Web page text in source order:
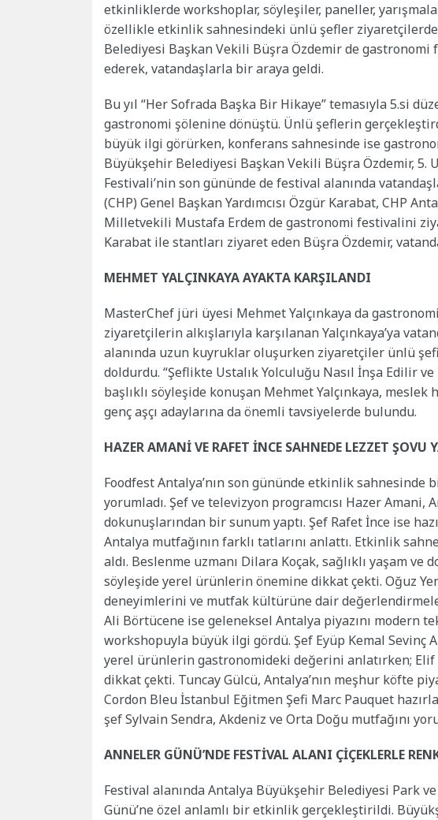
etkinliklerde workshoplar, söyleşiler, paneller,
özellikle etkinlik sahnesindeki ünlü şefler
Belediyesi Başkan Vekili Büşra Özdemir de
ederek, vatandaşlarla bir araya geldi.
Bu yıl “Her Sofrada Başka Bir Hikaye” temasıyla 5.si
gastronomi şölenine dönüştü. Ünlü şeflerin
büyük ilgi görürken, konferans sahnesinde ise
Büyükşehir Belediyesi Başkan Vekili Büşra Özdemir, 5.
Festivali’nin son gününde de festival alanında
(CHP) Genel Başkan Yardımcısı Özgür Karabat, CHP
Milletvekili Mustafa Erdem de gastronomi festivalini
Karabat ile stantları ziyaret eden Büşra Özdemir,
MEHMET YALÇINKAYA AYAKTA KARŞILANDI
MasterChef jüri üyesi Mehmet Yalçınkaya da
ziyaretçilerin alkışlarıyla karşılanan Yalçınkaya’ya
alanında uzun kuyruklar oluşurken ziyaretçiler ünlü
doldurdu. “Şeflikte Ustalık Yolculuğu Nasıl İnşa Edilir
başlıklı söyleşide konuşan Mehmet Yalçınkaya,
genç aşçı adaylarına da önemli tavsiyelerde bulundu.
HAZER AMANİ VE RAFET İNCE SAHNEDE LEZZET ŞOVU
Foodfest Antalya’nın son gününde etkinlik
yorumladı. Şef ve televizyon programcısı Hazer
dokunuşlarından bir sunum yaptı. Şef Rafet İnce ise
Antalya mutfağının farklı tatlarını anlattı. Etkinlik
aldı. Beslenme uzmanı Dilara Koçak, sağlıklı yaşam
söyleşide yerel ürünlerin önemine dikkat çekti. Oğuz
deneyimlerini ve mutfak kültürüne dair
Ali Börtücene ise geleneksel Antalya piyazını modern
workshopuyla büyük ilgi gördü. Şef Eyüp Kemal Sevinç
yerel ürünlerin gastronomideki değerini anlatırken;
dikkat çekti. Tuncay Gülcü, Antalya’nın meşhur köfte
Cordon Bleu İstanbul Eğitmen Şefi Marc Pauquet
şef Sylvain Sendra, Akdeniz ve Orta Doğu mutfağını
ANNELER GÜNÜ’NDE FESTİVAL ALANI ÇİÇEKLERLE
Festival alanında Antalya Büyükşehir Belediyesi Park
Günü’ne özel anlamlı bir etkinlik gerçekleştirildi.